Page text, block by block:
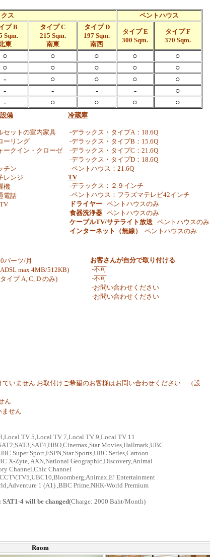
ス
ペントハウス
プ B
Sqm.
東
タイプ C
215 Sqm.
南東
タイプ D
197 Sqm.
南西
タイプ E
300 Sqm.
タイプ F
370 Sqm.
○ ○ ○ ○ ○
○ ○ ○ ○ ○
- ○ ○ ○ ○
- - - - ○
- ○ ○ ○ ○
備
セットの室内家具
ーリング
ークイン・クローゼ
チン
レンジ
機
電話
冷蔵庫
-デラックス・タイプA：18.6Q
-デラックス・タイプB：15.6Q
-デラックス・タイプC：21.6Q
-デラックス・タイプD：18.6Q
-ペントハウス：21.6Q
TV
-デラックス：２９インチ
-ペントハウス：フラズマテレビ42インチ
ドライヤー ペントハウスのみ
食器洗浄器 ペントハウスのみ
ケーブルTV/サテライト放送 ペントハウスのみ
インターネット（無線）
ペントハウスのみ
バーツ/月
max 4MB/512KB)
イプ A, C, D のみ)
お客さんが自分で取り付ける
-不可
-不可
-お問い合わせください
-お問い合わせください
いません お取付けご希望のお客様はお問い合わせください （設
ん
ません
TV 5,Local TV 7,Local TV 9,Local TV 11
Movies,Hallmark,UBC
Super Sport,ESPN,Star Sports,UBC Series,Cartoon
X-Zyte, AXN,National Geographic,Discovery,Animal
Channel,Chic Channel
Entertainment
1 (A1) ,BBC Prime,NHK-World Premium
4 will be changed(Charge: 2000 Baht/Month)
Room